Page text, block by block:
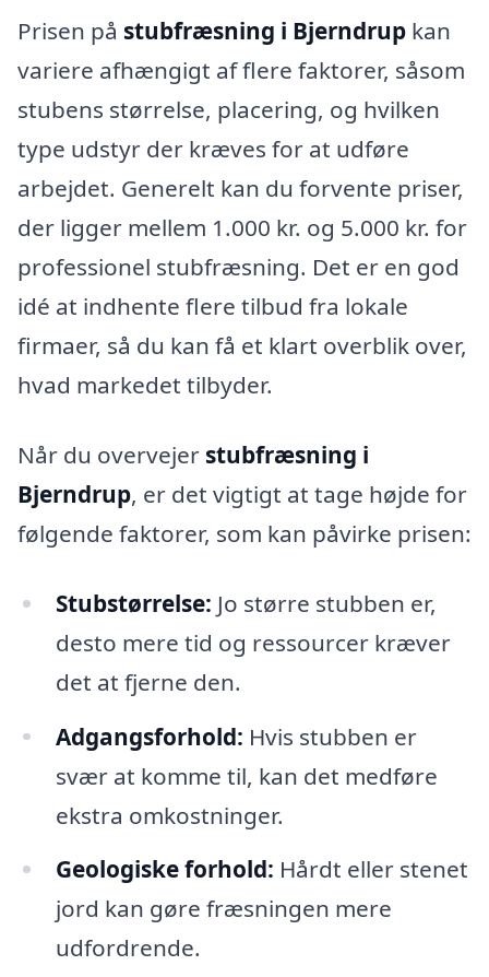
Prisen på stubfræsning i Bjerndrup kan
variere afhængigt af flere faktorer, såsom
stubens størrelse, placering, og hvilken
type udstyr der kræves for at udføre
arbejdet. Generelt kan du forvente priser,
der ligger mellem 1.000 kr. og 5.000 kr. for
professionel stubfræsning. Det er en god
idé at indhente flere tilbud fra lokale
firmaer, så du kan få et klart overblik over,
hvad markedet tilbyder.
Når du overvejer stubfræsning i
Bjerndrup, er det vigtigt at tage højde for
følgende faktorer, som kan påvirke prisen:
Stubstørrelse: Jo større stubben er,
desto mere tid og ressourcer kræver
det at fjerne den.
Adgangsforhold: Hvis stubben er
svær at komme til, kan det medføre
ekstra omkostninger.
Geologiske forhold: Hårdt eller stenet
jord kan gøre fræsningen mere
udfordrende.